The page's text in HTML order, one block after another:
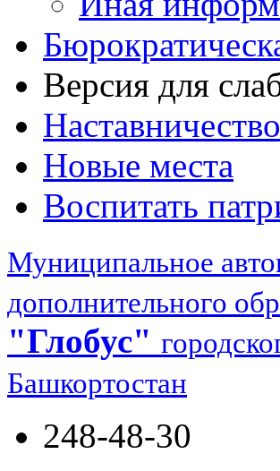
Версия для
Наставничество
Новые места
Воспитать
Муниципальное
дополнительного
"Глобус"
Башкортостан
248-48-30